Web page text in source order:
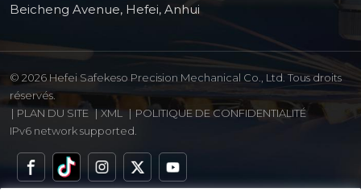
Beicheng Avenue, Hefei, Anhui
© 2026 Hefei Safekeso Precision Mechanical Co., Ltd. Tous droits
réservés.
| PLAN DU SITE | XML | POLITIQUE DE CONFIDENTIALITÉ
IPv6 network supported.